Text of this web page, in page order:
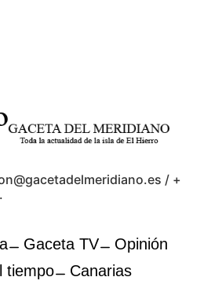
/ +
Gaceta TV
Opinión
tiempo
Canarias